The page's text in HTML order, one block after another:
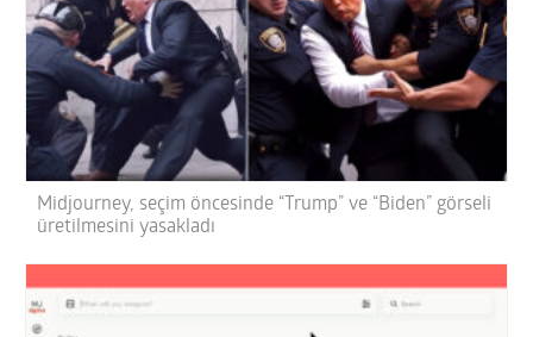
Midjourney, seçim öncesinde “Trump” ve “Biden” görseli
üretilmesini yasakladı